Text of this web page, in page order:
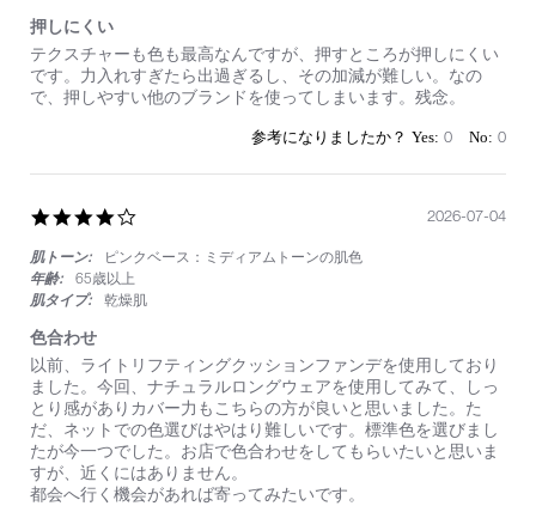
押しにくい
Review
by
on
review
stating
押
い
テクスチャーも色も最高なんですが、押すところが押しにくい
です。力入れすぎたら出過ぎるし、その加減が難しい。なの
で、押しやすい他のブランドを使ってしまいます。残念。
0 0
rating
肌トーン:
ピンクベース：ミディアムトーンの肌色
年齢:
65歳以上
肌タイプ:
乾燥肌
色合わせ
Review
by
on
4
Jul
2026
review
stating
色
合
わ
せ
以前、ライトリフティングクッションファンデを使用しており
ました。今回、ナチュラルロングウェアを使用してみて、しっ
とり感がありカバー力もこちらの方が良いと思いました。た
だ、ネットでの色選びはやはり難しいです。標準色を選びまし
たが今一つでした。お店で色合わせをしてもらいたいと思いま
すが、近くにはありません。
都会へ行く機会があれば寄ってみたいです。
2026-07-04